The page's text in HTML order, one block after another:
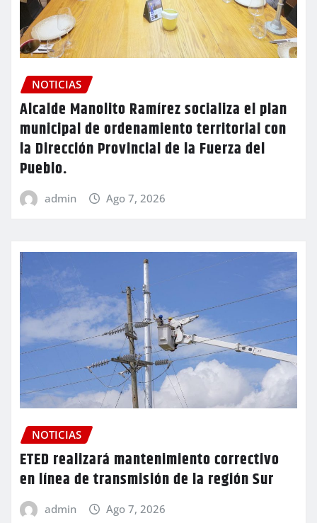
NOTICIAS
Alcalde Manolito Ramírez socializa el plan
municipal de ordenamiento territorial con
la Dirección Provincial de la Fuerza del
Pueblo.
admin Ago 7, 2026
NOTICIAS
ETED realizará mantenimiento correctivo
en línea de transmisión de la región Sur
admin Ago 7, 2026